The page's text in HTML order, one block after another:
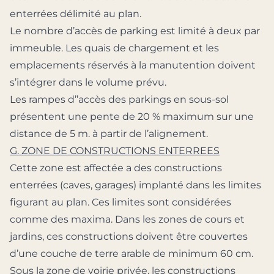
enterrées délimité au plan.
Le nombre d’accès de parking est limité à deux par
immeuble. Les quais de chargement et les
emplacements réservés à la manutention doivent
s’intégrer dans le volume prévu.
Les rampes d’’accès des parkings en sous-sol
présentent une pente de 20 % maximum sur une
distance de 5 m. à partir de l’alignement.
G. ZONE DE CONSTRUCTIONS ENTERREES
Cette zone est affectée a des constructions
enterrées (caves, garages) implanté dans les limites
figurant au plan. Ces limites sont considérées
comme des maxima. Dans les zones de cours et
jardins, ces constructions doivent être couvertes
d’une couche de terre arable de minimum 60 cm.
Sous la zone de voirie privée, les constructions